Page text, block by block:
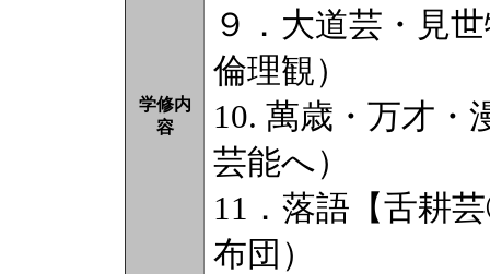
学修内
容
９．大道芸・見
倫理観）
10. 萬歳・万才・
芸能へ）
11．落語【舌耕
布団）